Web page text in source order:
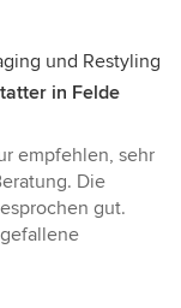
und Restyling
in Felde
empfehlen, sehr
Die
gut.